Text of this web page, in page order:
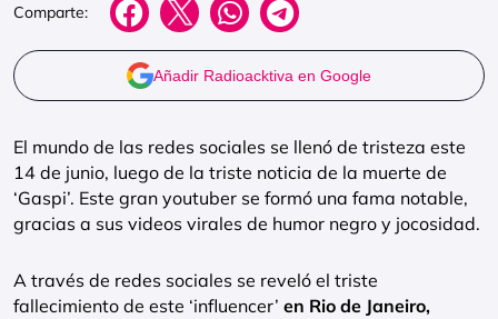
Comparte:
Añadir Radioacktiva en Google
El mundo de las redes sociales se llenó de tristeza este
14 de junio, luego de la triste noticia de la muerte de
‘Gaspi’. Este gran youtuber se formó una fama notable,
gracias a sus videos virales de humor negro y jocosidad.
A través de redes sociales se reveló el triste
fallecimiento de este ‘influencer’ en Rio de Janeiro,